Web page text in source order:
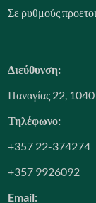
Σε ρυθμούς
Διεύθυνση:
Παναγίας 22,
Τηλέφωνο:
+357 22-374274
+357 9926092
Email: